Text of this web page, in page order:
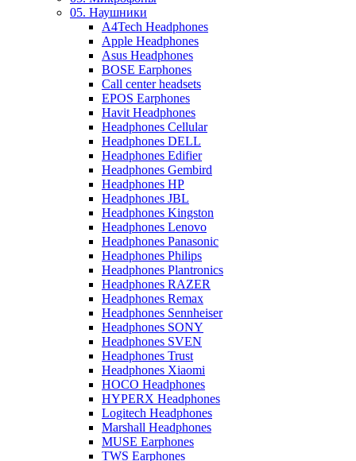
05. Наушники
A4Tech Headphones
Apple Headphones
Asus Headphones
BOSE Earphones
Call center headsets
EPOS Earphones
Havit Headphones
Headphones Cellular
Headphones DELL
Headphones Edifier
Headphones Gembird
Headphones HP
Headphones JBL
Headphones Kingston
Headphones Lenovo
Headphones Panasonic
Headphones Philips
Headphones Plantronics
Headphones RAZER
Headphones Remax
Headphones Sennheiser
Headphones SONY
Headphones SVEN
Headphones Trust
Headphones Xiaomi
HOCO Headphones
HYPERX Headphones
Logitech Headphones
Marshall Headphones
MUSE Earphones
TWS Earphones